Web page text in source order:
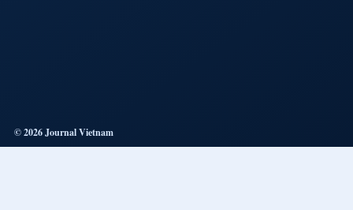
© 2026 Journal Vietnam